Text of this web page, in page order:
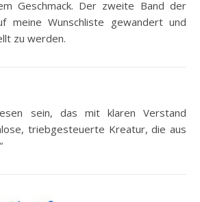
Geschmack. Der zweite Band der
meine Wunschliste gewandert und
zu werden.
sein, das mit klaren Verstand
triebgesteuerte Kreatur, die aus